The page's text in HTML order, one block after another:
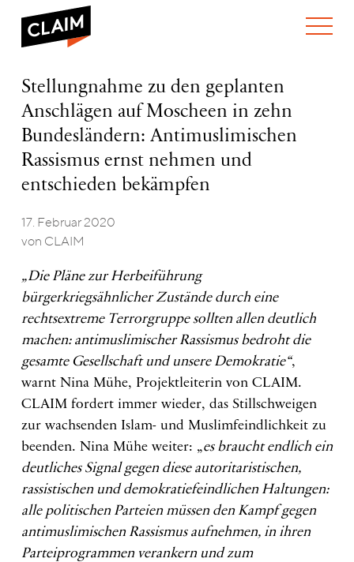
WIE WIR ARBEITEN
ARBEITEN BEI CLAIM
WAS WIR TUN
AKTUELLES
Stellungnahme
geplanten
Moscheen
Bundesländern:
Antimuslimischen
nehmen
entschieden
bekämpfen
Stellungnahme zu den geplanten
Anschlägen auf Moscheen in zehn
Bundesländern: Antimuslimischen
Rassismus ernst nehmen und
entschieden bekämpfen
17. Februar 2020
von CLAIM
„Die Pläne zur Herbeiführung
bürgerkriegsähnlicher Zustände durch eine
rechtsextreme Terrorgruppe sollten allen deutlich
machen: antimuslimischer Rassismus bedroht die
gesamte Gesellschaft und unsere Demokratie“,
warnt Nina Mühe, Projektleiterin von CLAIM.
CLAIM fordert immer wieder, das Stillschweigen
zur wachsenden Islam- und Muslimfeindlichkeit zu
beenden. Nina Mühe weiter: „es braucht endlich ein
deutliches Signal gegen diese autoritaristischen,
rassistischen und demokratiefeindlichen Haltungen:
alle politischen Parteien müssen den Kampf gegen
antimuslimischen Rassismus aufnehmen, in ihren
Parteiprogrammen verankern und zum